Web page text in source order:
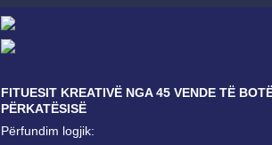
FITUESIT KREATIVË NGA 45 VENDE TË
PËRKATËSISË
Përfundim logjik: